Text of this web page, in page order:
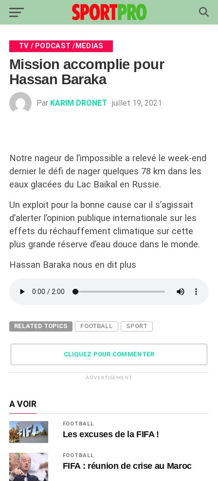
TV / PODCAST /MEDIAS
Mission accomplie pour
Hassan Baraka
Par KARIM DRONET juillet 19, 2021
Notre nageur de l’impossible a relevé le week-end
dernier le défi de nager quelques 78 km dans les
eaux glacées du Lac Baïkal en Russie.
Un exploit pour la bonne cause car il s’agissait
d’alerter l’opinion publique internationale sur les
effets du réchauffement climatique sur cette
plus grande réserve d’eau douce dans le monde.
Hassan Baraka nous en dit plus
RELATED TOPICS FOOTBALL SPORT
CLIQUEZ POUR COMMENTER
ADVERTISEMENT
A VOIR
FOOTBALL
Les excuses de la FIFA !
FOOTBALL
FIFA : réunion de crise au Maroc